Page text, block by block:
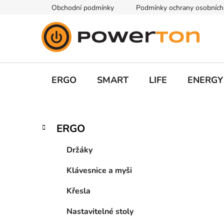
Obchodní podmínky Podmínky ochrany
ERGO SMART LIFE ENERGY
PPřeskočit
kategorie
K
a
ERGO
Držáky
Klávesnice a myši
Křesla
Nastavitelné stoly